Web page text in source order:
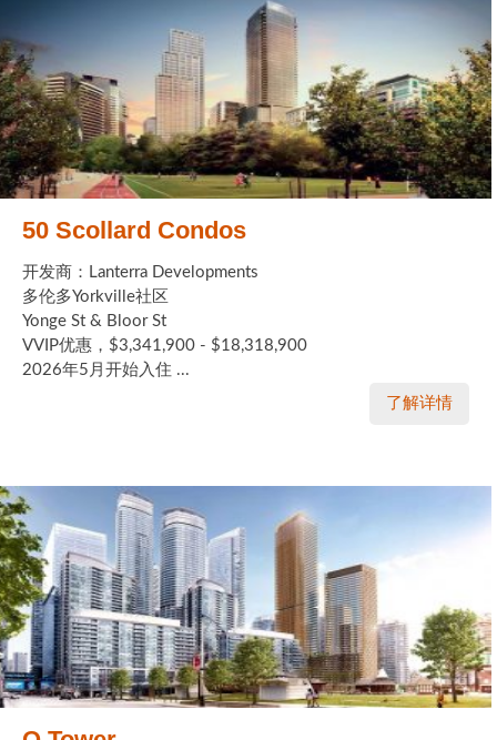
50 Scollard Condos
开发商：Lanterra Developments
多伦多Yorkville社区
Yonge St & Bloor St
VVIP优惠，$3,341,900 - $18,318,900
2026年5月开始入住 ...
了解详情